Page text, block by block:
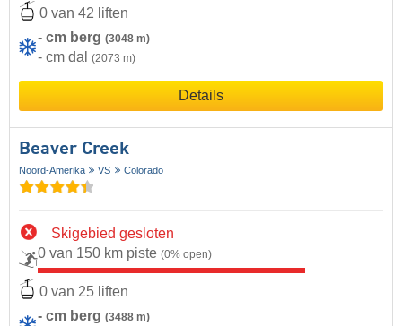
0 van 42 liften
- cm berg (3048 m)
- cm dal (2073 m)
Details
Beaver Creek
Noord-Amerika VS Colorado
Skigebied gesloten
0 van 150 km piste (0% open)
0 van 25 liften
- cm berg (3488 m)